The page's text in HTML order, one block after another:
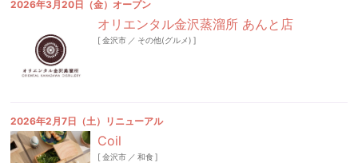
2026年3月20日（金）オープン
オリエンタル金沢蒸溜所 あんと店
[金沢市 ／ その他(グルメ) ]
2026年2月7日（土）リニューアル
Coil
[金沢市 ／ 和食]